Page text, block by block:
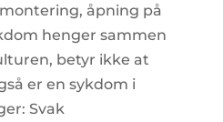
åpning på
henger sammen
betyr ikke at
er en sykdom i
Svak